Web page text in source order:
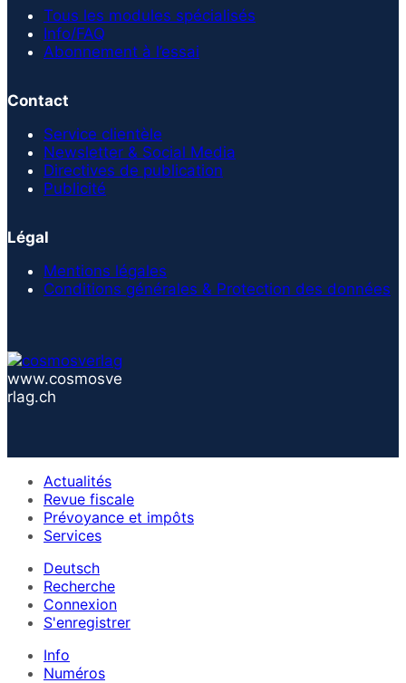
Tous les modules spécialisés
Info/FAQ
Abonnement à l’essai
Contact
Service clientèle
Newsletter & Social Media
Directives de publication
Publicité
Légal
Mentions légales
Conditions générales & Protection des données
www.cosmosve
rlag.ch
Actualités
Revue fiscale
Prévoyance et impôts
Services
Deutsch
Recherche
Connexion
S'enregistrer
Info
Numéros